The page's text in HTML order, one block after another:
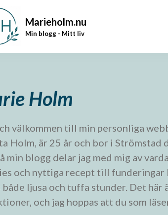
Marieholm.nu
Min blogg - Mitt liv
Holm
välkommen till min personliga
Holm, är 25 år och bor i Strömstad
min blogg delar jag med mig av
och nyttiga recept till funderingar
ljusa och tuffa stunder. Det här
och jag hoppas att du som